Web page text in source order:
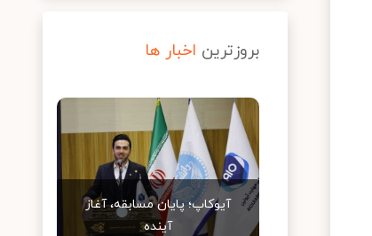
بروزترین اخبار ها
آیوکاپ؛ پایان مسابقه، آغاز
آینده